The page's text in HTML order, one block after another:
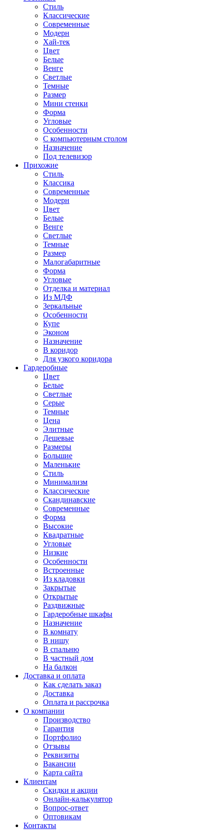
Стиль
Классические
Современные
Модерн
Хай-тек
Цвет
Белые
Венге
Светлые
Темные
Размер
Мини стенки
Форма
Угловые
Особенности
С компьютерным столом
Назначение
Под телевизор
Прихожие
Стиль
Классика
Современные
Модерн
Цвет
Белые
Венге
Светлые
Темные
Размер
Малогабаритные
Форма
Угловые
Отделка и материал
Из МДФ
Зеркальные
Особенности
Купе
Эконом
Назначение
В коридор
Для узкого коридора
Гардеробные
Цвет
Белые
Светлые
Серые
Темные
Цена
Элитные
Дешевые
Размеры
Большие
Маленькие
Стиль
Минимализм
Классические
Скандинавские
Современные
Форма
Высокие
Квадратные
Угловые
Низкие
Особенности
Встроенные
Из кладовки
Закрытые
Открытые
Раздвижные
Гардеробные шкафы
Назначение
В комнату
В нишу
В спальню
В частный дом
На балкон
Доставка и оплата
Как сделать заказ
Доставка
Оплата и рассрочка
О компании
Производство
Гарантия
Портфолио
Отзывы
Реквизиты
Вакансии
Карта сайта
Клиентам
Скидки и акции
Онлайн-калькулятор
Вопрос-ответ
Оптовикам
Контакты